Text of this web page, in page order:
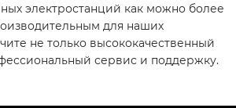
электростанций как можно более
для наших
не только высококачественный
сервис и поддержку.